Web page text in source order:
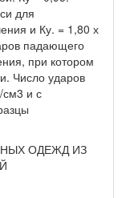
для
и Ку. = 1,80 х
падающего
при котором
Число ударов
см3 и с
ОДЕЖД ИЗ